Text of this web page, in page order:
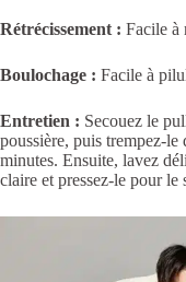
Rétrécissement : Facile à
Boulochage : Facile à
Entretien : Secouez le
poussière, puis trempez-
minutes. Ensuite, lavez
claire et pressez-le pour le